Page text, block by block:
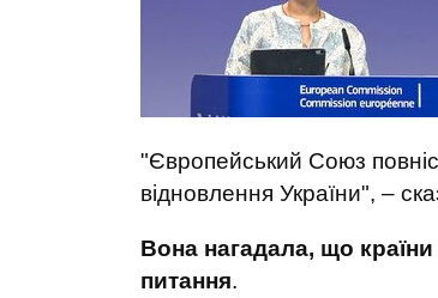
"Європейський Союз
відновлення України", –
Вона нагадала, що
питання.